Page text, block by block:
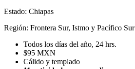
Estado: Chiapas
Región: Frontera Sur, Istmo y Pacífico Sur
Todos los días del año, 24 hrs.
$95 MXN
Cálido y templado